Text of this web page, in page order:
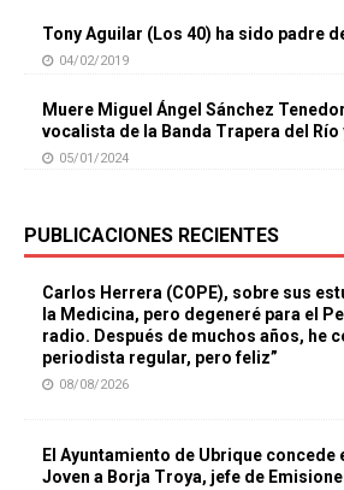
Tony Aguilar (Los 40) ha sido padre
04/02/2019
Muere Miguel Ángel Sánchez
vocalista de la Banda Trapera del Río
05/01/2024
PUBLICACIONES RECIENTES
Carlos Herrera (COPE), sobre sus
la Medicina, pero degeneré para el
radio. Después de muchos años, he
periodista regular, pero feliz”
08/08/2026
El Ayuntamiento de Ubrique concede
Joven a Borja Troya, jefe de